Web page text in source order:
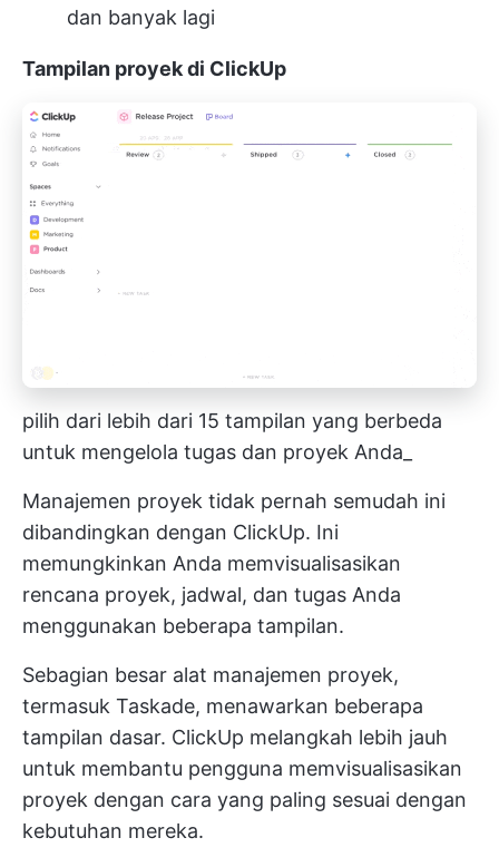
dan banyak lagi
Tampilan proyek di ClickUp
pilih dari lebih dari 15 tampilan yang berbeda
untuk mengelola tugas dan proyek Anda_
Manajemen proyek tidak pernah semudah ini
dibandingkan dengan ClickUp. Ini
memungkinkan Anda memvisualisasikan
rencana proyek, jadwal, dan tugas Anda
menggunakan beberapa tampilan.
Sebagian besar alat manajemen proyek,
termasuk Taskade, menawarkan beberapa
tampilan dasar. ClickUp melangkah lebih jauh
untuk membantu pengguna memvisualisasikan
proyek dengan cara yang paling sesuai dengan
kebutuhan mereka.